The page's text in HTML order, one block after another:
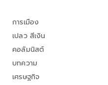
การเมือง
เปลว สีเงิน
คอลัมนิสต์
บทความ
เศรษฐกิจ